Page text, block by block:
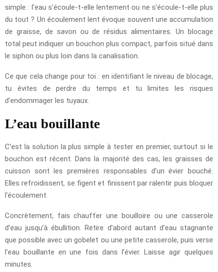
simple : l’eau s’écoule-t-elle lentement ou ne s’écoule-t-elle plus
du tout ? Un écoulement lent évoque souvent une accumulation
de graisse, de savon ou de résidus alimentaires. Un blocage
total peut indiquer un bouchon plus compact, parfois situé dans
le siphon ou plus loin dans la canalisation.
Ce que cela change pour toi : en identifiant le niveau de blocage,
tu évites de perdre du temps et tu limites les risques
d’endommager les tuyaux.
L’eau bouillante
C’est la solution la plus simple à tester en premier, surtout si le
bouchon est récent. Dans la majorité des cas, les graisses de
cuisson sont les premières responsables d’un évier bouché.
Elles refroidissent, se figent et finissent par ralentir puis bloquer
l’écoulement.
Concrètement, fais chauffer une bouilloire ou une casserole
d’eau jusqu’à ébullition. Retire d’abord autant d’eau stagnante
que possible avec un gobelet ou une petite casserole, puis verse
l’eau bouillante en une fois dans l’évier. Laisse agir quelques
minutes.